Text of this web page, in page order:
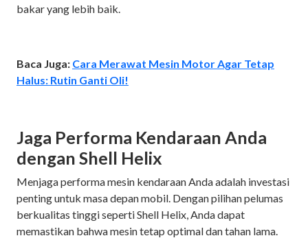
bakar yang lebih baik.
Baca Juga: Cara Merawat Mesin Motor Agar Tetap
Halus: Rutin Ganti Oli!
Jaga Performa Kendaraan Anda
dengan Shell Helix
Menjaga performa mesin kendaraan Anda adalah investasi
penting untuk masa depan mobil. Dengan pilihan pelumas
berkualitas tinggi seperti Shell Helix, Anda dapat
memastikan bahwa mesin tetap optimal dan tahan lama.